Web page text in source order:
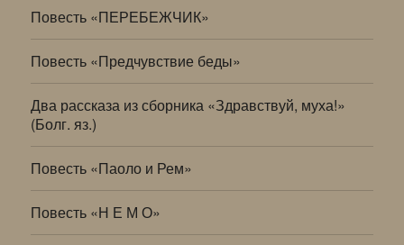
Повесть «ПЕРЕБЕЖЧИК»
Повесть «Предчувствие беды»
Два рассказа из сборника «Здравствуй, муха!»
(Болг. яз.)
Повесть «Паоло и Рем»
Повесть «Н Е М О»